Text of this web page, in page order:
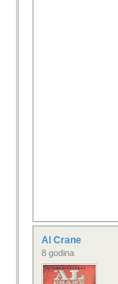
Al Crane
8 godina